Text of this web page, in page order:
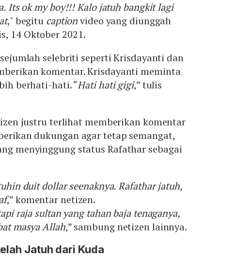
Its ok my boy!!! Kalo jatuh bangkit lagi
," begitu captionvideo yang diunggah
14 Oktober 2021.
selebriti seperti Krisdayanti dan
komentar. Krisdayanti meminta
berhati-hati. “Hati hati gigi,” tulis
justru terlihat memberikan komentar
dukungan agar tetap semangat,
menyinggung status Rafathar sebagai
duit dollar seenaknya. Rafathar jatuh,
,” komentar netizen.
raja sultan yang tahan baja tenaganya,
masya Allah,” sambung netizen lainnya.
Jatuh dari Kuda